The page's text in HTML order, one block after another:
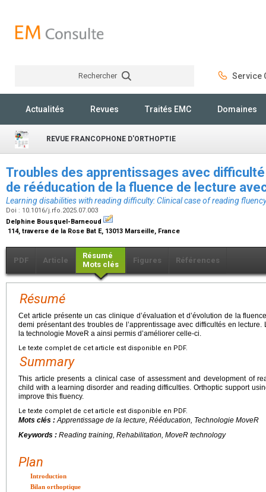
Rechercher Service
Actualités Revues Traités EMC Domaines
REVUE FRANCOPHONE D'ORTHOPTIE
Troubles des apprentissages avec
de rééducation de la fluence de lecture
Learning disabilities with reading difficulty: Clinical case of reading
Doi : 10.1016/j.rfo.2025.07.003
Delphine Bousquel-Barneoud
114, traverse de la Rose Bat E, 13013 Marseille, France
PDF Article
Résumé
Mots clés
Figures Références
Résumé
Cet article présente un cas clinique d’évaluation et d’évolution de la
demi présentant des troubles de l’apprentissage avec difficultés en
la technologie MoveR a ainsi permis d’améliorer celle-ci.
Le texte complet de cet article est disponible en PDF.
Summary
This article presents a clinical case of assessment and development of
child with a learning disorder and reading difficulties. Orthoptic support
improve this fluency.
Le texte complet de cet article est disponible en PDF.
Mots clés : Apprentissage de la lecture, Rééducation, Technologie MoveR
Keywords : Reading training, Rehabilitation, MoveR technology
Plan
Introduction
Bilan orthoptique